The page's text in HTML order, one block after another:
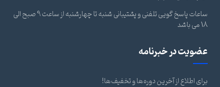
ساعات پاسخ گویی تلفنی و پشتیبانی شنبه تا چهارشنبه از ساعت 9 صبح الی
18 می باشد
عضویت در خبرنامه
برای اطلاع از آخرین دوره‌ها و تخفیف‌ها!